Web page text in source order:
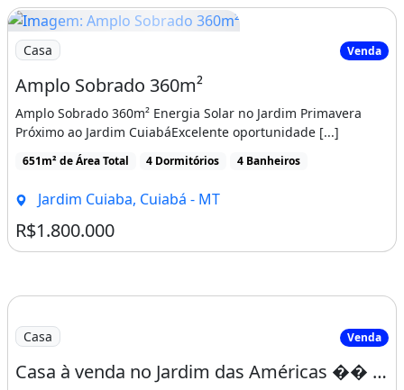
Imagem: Amplo Sobrado 360m²
Casa Venda
Amplo Sobrado 360m²
Amplo Sobrado 360m² Energia Solar no Jardim Primavera
Próximo ao Jardim CuiabáExcelente oportunidade [...]
651m² de Área Total 4 Dormitórios 4 Banheiros
Jardim Cuiaba, Cuiabá - MT
R$1.800.000
Casa Venda
Casa à venda no Jardim das Américas �� Cuiabá/MT